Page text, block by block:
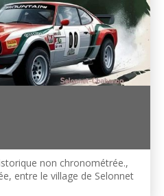
non chronométrée.,
entre le village de Selonnet